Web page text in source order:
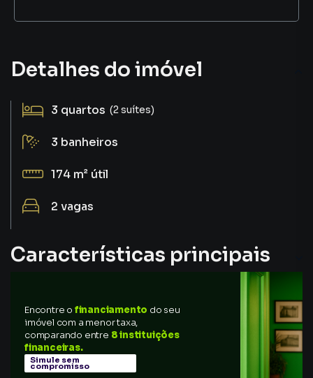
Detalhes do imóvel
3 quartos (2 suítes)
3 banheiros
174 m² útil
2 vagas
Características principais
Encontre o financiamento do seu
imóvel com a menor taxa,
comparando entre 8 instituições
financeiras.
Simule sem
compromisso